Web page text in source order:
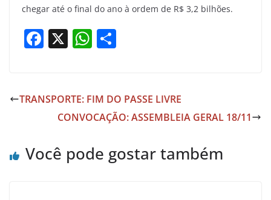
chegar até o final do ano à ordem de R$ 3,2 bilhões.
F
e
o
X W
s
A
p
e
TRANSPORTE: FIM DO PASSE LIVRE
CONVOCAÇÃO: ASSEMBLEIA GERAL 18/11
Você pode gostar também